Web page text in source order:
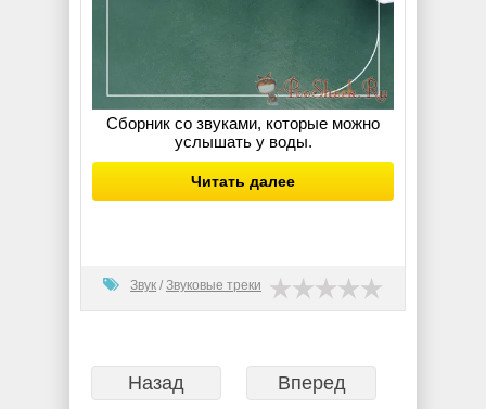
Сборник со звуками, которые можно
услышать у воды.
Читать далее
Звук / Звуковые треки
Назад Вперед